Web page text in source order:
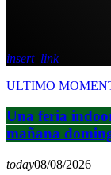
insert_link
ULTIMO
Una feria
mañana
today08/08/2026